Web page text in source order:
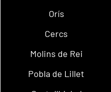
Orís
Cercs
Molins de Rei
Pobla de Lillet